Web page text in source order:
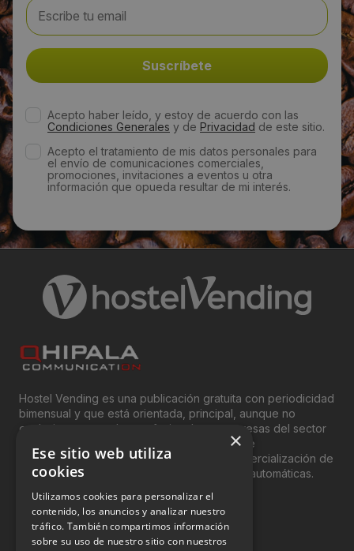
Alicante
País:
España
Teléfono:
620757269
Email:
1450
Lunes 03 Febrero 2020
Acepto haber leído, y estoy de acuerdo con las
Condiciones Generales y de Privacidad de este sitio.
Acepto el tratamiento de mis datos personales para
el envío de comunicaciones comerciales,
promociones, invitaciones a eventos u otra
información que opueda resultar de mi interés.
Hostel Vending es una publicación gratuita con periodicidad
bimensual y que está orientada, principal, aunque no
exclusivamente, a los profesionales y empresas del sector
del “Vending”; nombre con el que se conoce
genéricamente entre profesionales a la comercialización de
productos y servicios a través de máquinas automáticas.
INFORMACIÓN LEGAL
Aviso Legal
×
Ese sitio web utiliza
cookies
Utilizamos cookies para personalizar el
contenido, los anuncios y analizar nuestro
tráfico. También compartimos información
sobre su uso de nuestro sitio con nuestros